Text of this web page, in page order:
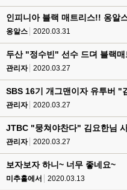
인피니아 블랙 매트리스!! 옹알
옹알스 2020.03.31
두산 "정수빈" 선수 드뎌 블랙
관리자 2020.03.27
SBS 16기 개그맨이자 유투버 "
관리자 2020.03.27
JTBC "뭉쳐야찬다" 김요한님
관리자 2020.03.27
보자보자 하니~ 너무 좋네요~
미추홀에서 2020.03.13